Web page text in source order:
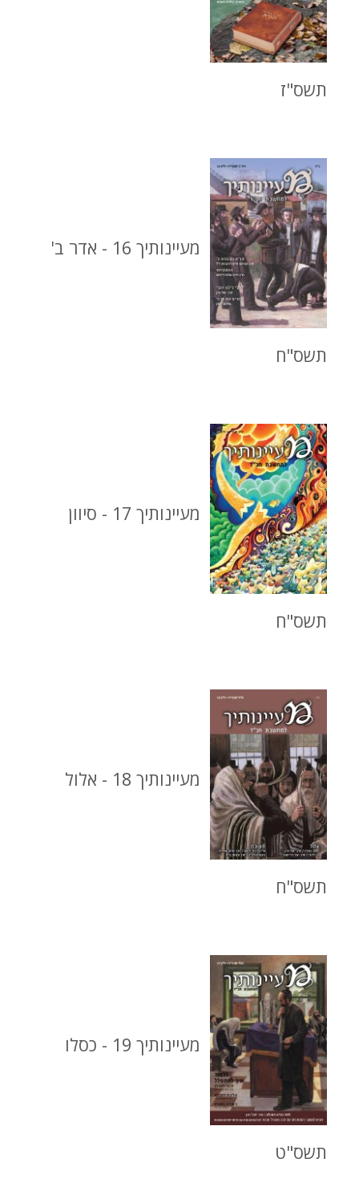
תשס"ז
מעיינותיך 16 - אדר ב'
תשס"ח
מעיינותיך 17 - סיוון
תשס"ח
מעיינותיך 18 - אלול
תשס"ח
מעיינותיך 19 - כסלו
תשס"ט